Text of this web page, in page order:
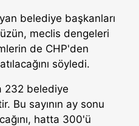
belediye başkanları
meclis dengeleri
de CHP'den
söyledi.
232 belediye
Bu sayının ay sonu
hatta 300'ü